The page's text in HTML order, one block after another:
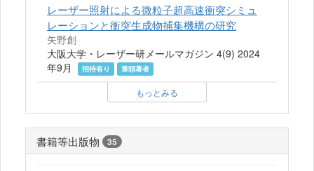
レーザー照射による微粒子超高速衝突シミュ
レーションと衝突生成物捕集機構の研究
矢野創
大阪大学・レーザー研メールマガジン 4(9) 2024
年9月
招待有り 筆頭著者
もっとみる
書籍等出版物 35